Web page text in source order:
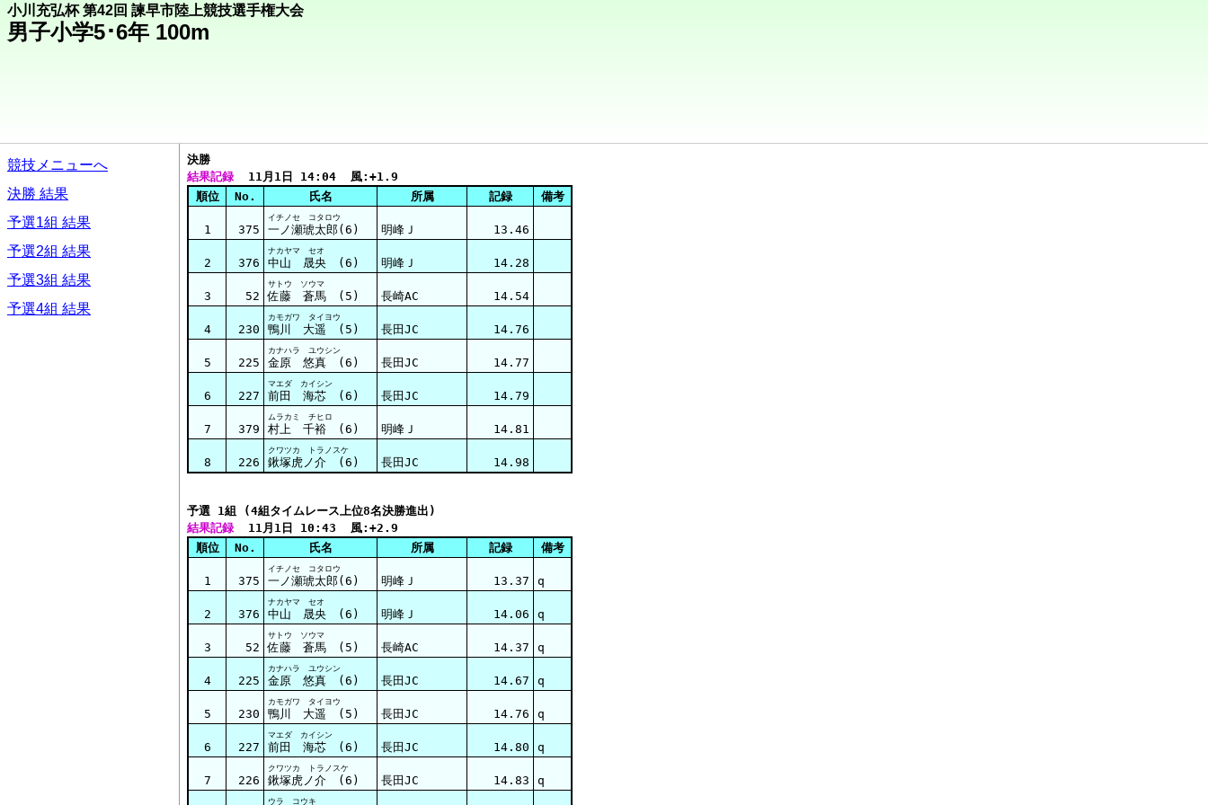
小川充弘杯 第42回 諫早市陸上競技選手権大会
男子小学5･6年 100m
競技メニューへ
決勝 結果
予選1組 結果
予選2組 結果
予選3組 結果
予選4組 結果
決勝
結果記録
  11月1日 14:04  風:+1.9
順位
No. 氏名 所属 記録 備考
1 375
イチノセ コタロウ
一ノ瀬琥太郎(6) 明峰Ｊ 13.46
2 376
ナカヤマ セオ
中山 晟央 (6) 明峰Ｊ 14.28
3 52
サトウ ソウマ
佐藤 蒼馬 (5) 長崎AC 14.54
4 230
カモガワ タイヨウ
鴨川 大遥 (5) 長田JC 14.76
5 225
カナハラ ユウシン
金原 悠真 (6) 長田JC 14.77
6 227
マエダ カイシン
前田 海芯 (6) 長田JC 14.79
7 379
ムラカミ チヒロ
村上 千裕 (6) 明峰Ｊ 14.81
8 226
クワツカ トラノスケ
鍬塚虎ノ介 (6) 長田JC 14.98
予選 1組 (4組タイムレース上位8名決勝進出)
結果記録
  11月1日 10:43  風:+2.9
順位
No. 氏名 所属 記録 備考
1 375
イチノセ コタロウ
一ノ瀬琥太郎(6) 明峰Ｊ 13.37 q
2 376
ナカヤマ セオ
中山 晟央 (6) 明峰Ｊ 14.06 q
3 52
サトウ ソウマ
佐藤 蒼馬 (5) 長崎AC 14.37 q
4 225
カナハラ ユウシン
金原 悠真 (6) 長田JC 14.67 q
5 230
カモガワ タイヨウ
鴨川 大遥 (5) 長田JC 14.76 q
6 227
マエダ カイシン
前田 海芯 (6) 長田JC 14.80 q
7 226
クワツカ トラノスケ
鍬塚虎ノ介 (6) 長田JC 14.83 q
ウラ コウキ